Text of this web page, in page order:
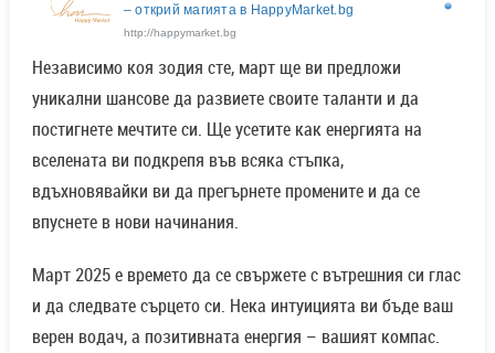
– открий магията в HappyMarket.bg
http://happymarket.bg
Независимо коя зодия сте, март ще ви предложи
уникални шансове да развиете своите таланти и да
постигнете мечтите си. Ще усетите как енергията на
вселената ви подкрепя във всяка стъпка,
вдъхновявайки ви да прегърнете промените и да се
впуснете в нови начинания.
Март 2025 е времето да се свържете с вътрешния си глас
и да следвате сърцето си. Нека интуицията ви бъде ваш
верен водач, а позитивната енергия – вашият компас.